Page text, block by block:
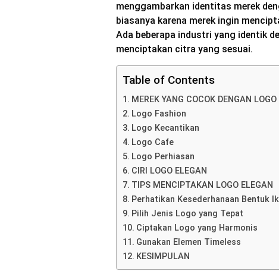
menggambarkan identitas merek
biasanya karena merek ingin
Ada beberapa industri yang identik
menciptakan citra yang sesuai.
Table of Contents
MEREK YANG COCOK DENGAN LOGO
Logo Fashion
Logo Kecantikan
Logo Cafe
Logo Perhiasan
CIRI LOGO ELEGAN
TIPS MENCIPTAKAN LOGO ELEGAN
Perhatikan Kesederhanaan Bentuk
Pilih Jenis Logo yang Tepat
Ciptakan Logo yang Harmonis
Gunakan Elemen Timeless
KESIMPULAN